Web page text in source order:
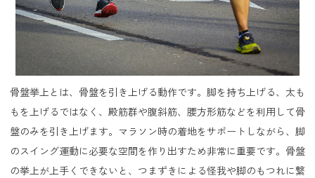
骨盤挙上とは、骨盤を引き上げる動作です。脚を持ち上げる、太も
もを上げるではなく、殿筋群や腹斜筋、腰方形筋などを利用して骨
盤のみを引き上げます。マラソン時の着地をサポートしながら、脚
のスイング運動に必要な空間を作り出すため非常に重要です。骨盤
の挙上が上手くできないと、つまずきによる怪我や脚のもつれに繋